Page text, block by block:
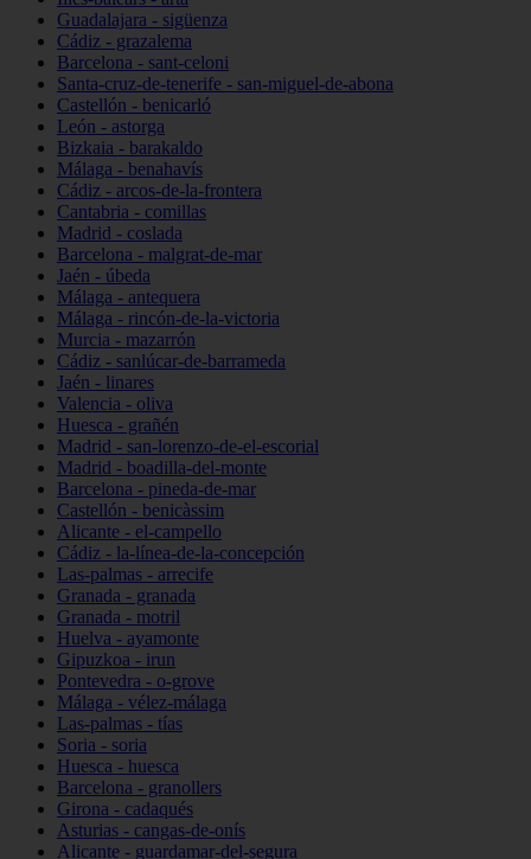
Guadalajara - sigüenza
Cádiz - grazalema
Barcelona - sant-celoni
Santa-cruz-de-tenerife - san-miguel-de-abona
Castellón - benicarló
León - astorga
Bizkaia - barakaldo
Málaga - benahavís
Cádiz - arcos-de-la-frontera
Cantabria - comillas
Madrid - coslada
Barcelona - malgrat-de-mar
Jaén - úbeda
Málaga - antequera
Málaga - rincón-de-la-victoria
Murcia - mazarrón
Cádiz - sanlúcar-de-barrameda
Jaén - linares
Valencia - oliva
Huesca - grañén
Madrid - san-lorenzo-de-el-escorial
Madrid - boadilla-del-monte
Barcelona - pineda-de-mar
Castellón - benicàssim
Alicante - el-campello
Cádiz - la-línea-de-la-concepción
Las-palmas - arrecife
Granada - granada
Granada - motril
Huelva - ayamonte
Gipuzkoa - irun
Pontevedra - o-grove
Málaga - vélez-málaga
Las-palmas - tías
Soria - soria
Huesca - huesca
Barcelona - granollers
Girona - cadaqués
Asturias - cangas-de-onís
Alicante - guardamar-del-segura